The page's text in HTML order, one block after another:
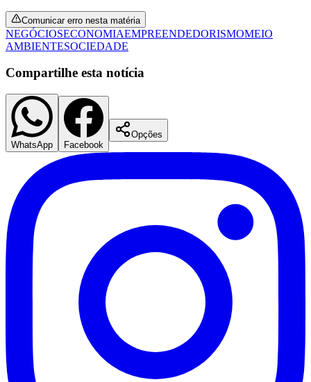
São Paulo
Comunicar erro nesta matéria
NEGÓCIOSECONOMIAEMPREENDEDORISMOMEIO
AMBIENTESOCIEDADE
Compartilhe esta notícia
WhatsApp Facebook
Opções